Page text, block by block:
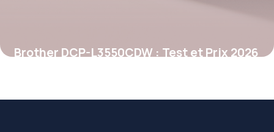
Brother DCP-L3550CDW : Test et Prix 2026